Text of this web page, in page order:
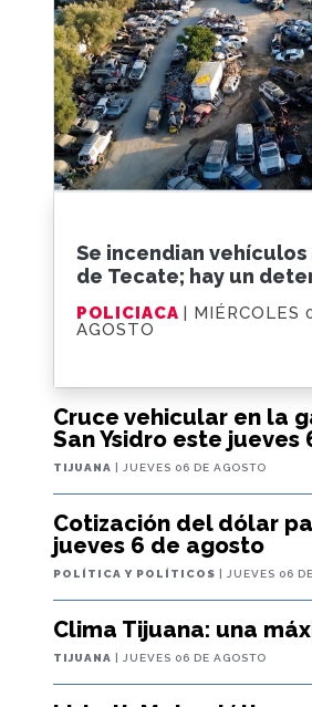
Cruce vehicular en la
San Ysidro este jueves
TIJUANA | JUEVES 06 DE AGOSTO
Cotización del dólar
jueves 6 de agosto
POLÍTICA Y POLÍTICOS | JUEVES 06
Clima Tijuana: una
TIJUANA | JUEVES 06 DE AGOSTO
Se incendian vehículos
de Tecate; hay un
POLICIACA | MIÉRCOLES
AGOSTO